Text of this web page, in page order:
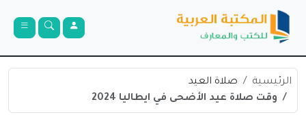
الرئيسية
صلاة العيد
وقت صلاة عيد الأضحى في ايطاليا 2024